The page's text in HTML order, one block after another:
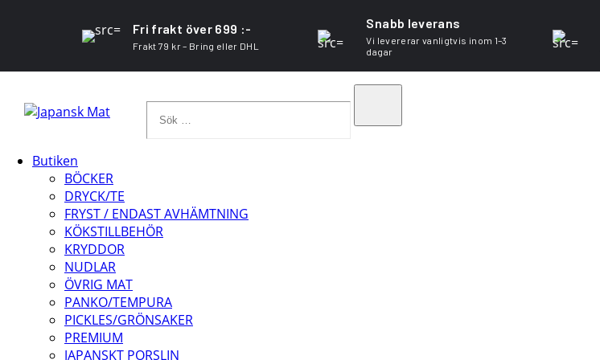
Fri frakt över 699 :-
Frakt 79 kr – Bring eller DHL
Snabb leverans
Vi levererar vanligtvis inom 1–3
dagar
Butiken
BÖCKER
DRYCK/TE
FRYST / ENDAST AVHÄMTNING
KÖKSTILLBEHÖR
KRYDDOR
NUDLAR
ÖVRIG MAT
PANKO/TEMPURA
PICKLES/GRÖNSAKER
PREMIUM
JAPANSKT PORSLIN